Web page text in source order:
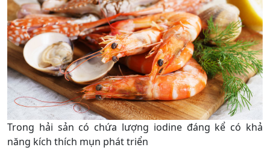
Trong hải sản có chứa lượng iodine đáng kể có khả
năng kích thích mụn phát triển